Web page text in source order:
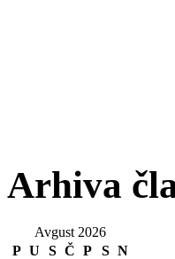
Arhiva
Avgust 2026
P U S Č P S N